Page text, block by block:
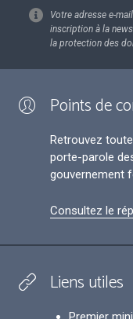
Votre adresse e-
inscription à la
la protection des
Points de
Retrouvez
porte-parole
gouvernement
Consultez le
Liens utiles